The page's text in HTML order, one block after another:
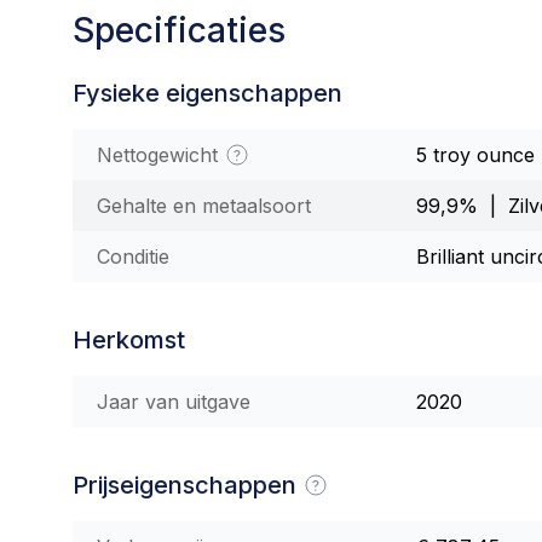
Specificaties
Fysieke eigenschappen
Nettogewicht 5 troy ounce
Gehalte en metaalsoort 99,9% |
Conditie Brilliant
Herkomst
Jaar van uitgave 2020
Prijseigenschappen